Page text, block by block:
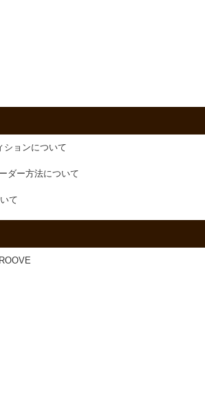
ションについて
ダー方法について
て